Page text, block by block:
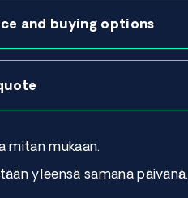
and buying options
mitan mukaan.
yleensä samana päivänä.